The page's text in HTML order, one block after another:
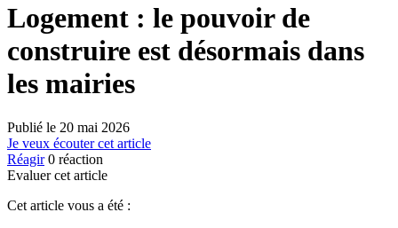
Logement : le pouvoir de
construire est désormais dans
les mairies
Publié le 20 mai 2026
Je veux écouter cet article
Réagir 0 réaction
Evaluer cet article
Cet article vous a été :